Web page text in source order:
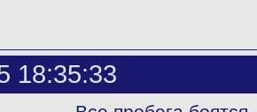
18:35:33